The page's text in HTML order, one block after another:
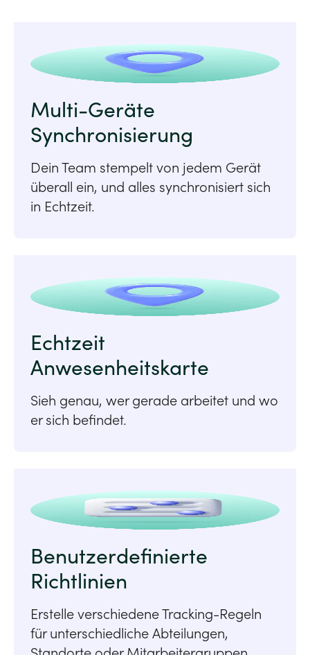
Anna-Lenna Schütz
Personalleitung,
Multi-Geräte
Synchronisierung
Dein Team stempelt von jedem Gerät
überall ein, und alles synchronisiert sich
in Echtzeit.
Echtzeit
Anwesenheitskarte
Sieh genau, wer gerade arbeitet und wo
er sich befindet.
Benutzerdefinierte
Richtlinien
Erstelle verschiedene Tracking-Regeln
für unterschiedliche Abteilungen,